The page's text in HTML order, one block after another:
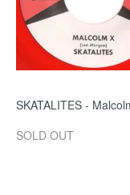
SKATALITES -
SOLD OUT